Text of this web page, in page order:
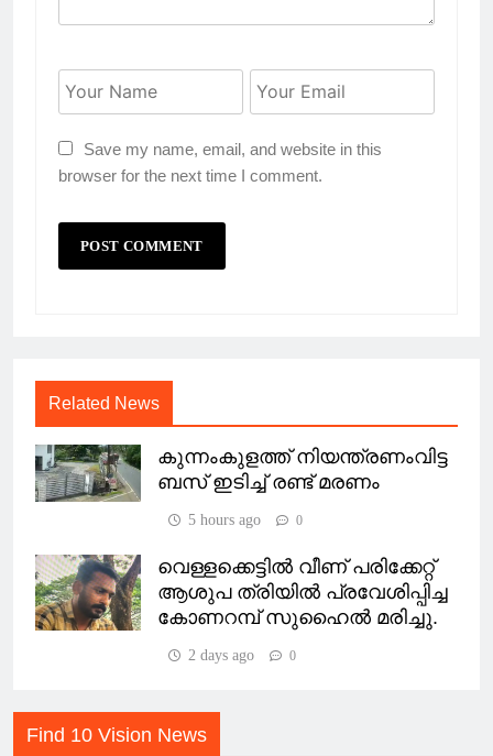
Save my name, email, and website in this
browser for the next time I comment.
Related News
കുന്നംകുളത്ത് നിയന്ത്രണംവിട്ട
ബസ് ഇടിച്ച് രണ്ട് മരണം
5 hours ago 0
വെള്ളക്കെട്ടിൽ വീണ് പരിക്കേറ്റ്
ആശുപ ത്രിയിൽ പ്രവേശിപ്പിച്ച
കോണറമ്പ് സുഹൈൽ മരിച്ചു.
2 days ago 0
Find 10 Vision News